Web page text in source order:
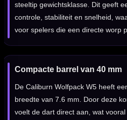
steeltip gewichtsklasse. Dit geeft
controle, stabiliteit en snelheid,
voor spelers die een directe worp
Compacte barrel van 40 mm
De Caliburn Wolfpack W5 heeft
breedte van 7.6 mm. Door deze
voelt de dart direct aan, wat